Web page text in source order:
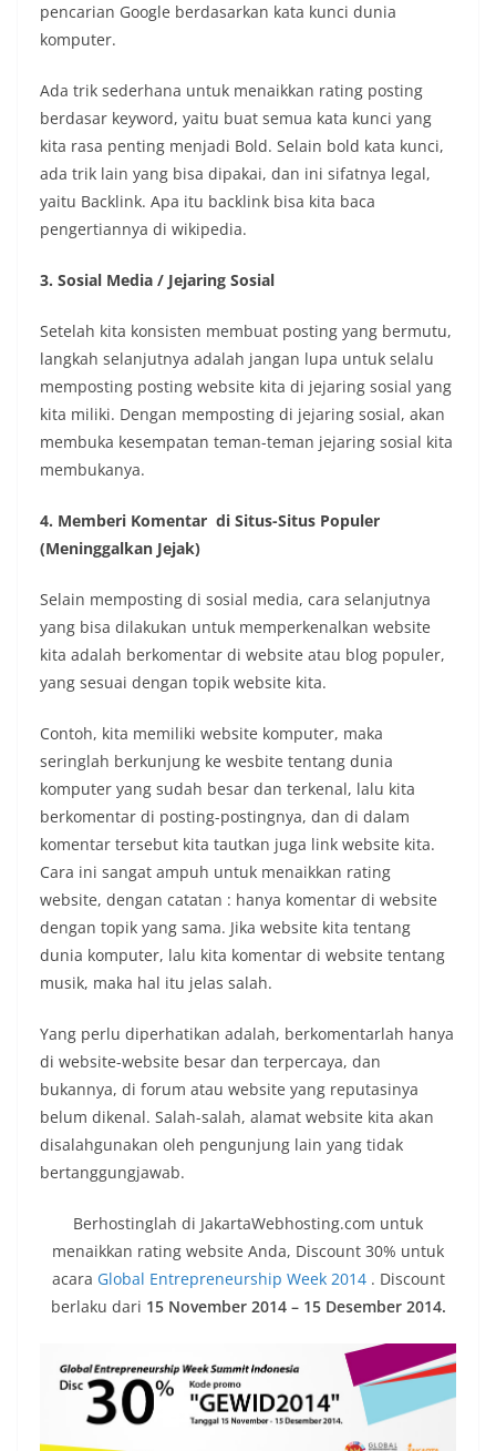
pencarian Google berdasarkan kata kunci dunia
komputer.
Ada trik sederhana untuk menaikkan rating posting
berdasar keyword, yaitu buat semua kata kunci yang
kita rasa penting menjadi Bold. Selain bold kata kunci,
ada trik lain yang bisa dipakai, dan ini sifatnya legal,
yaitu Backlink. Apa itu backlink bisa kita baca
pengertiannya di wikipedia.
3. Sosial Media / Jejaring Sosial
Setelah kita konsisten membuat posting yang bermutu,
langkah selanjutnya adalah jangan lupa untuk selalu
memposting posting website kita di jejaring sosial yang
kita miliki. Dengan memposting di jejaring sosial, akan
membuka kesempatan teman-teman jejaring sosial kita
membukanya.
4. Memberi Komentar di Situs-Situs Populer
(Meninggalkan Jejak)
Selain memposting di sosial media, cara selanjutnya
yang bisa dilakukan untuk memperkenalkan website
kita adalah berkomentar di website atau blog populer,
yang sesuai dengan topik website kita.
Contoh, kita memiliki website komputer, maka
seringlah berkunjung ke wesbite tentang dunia
komputer yang sudah besar dan terkenal, lalu kita
berkomentar di posting-postingnya, dan di dalam
komentar tersebut kita tautkan juga link website kita.
Cara ini sangat ampuh untuk menaikkan rating
website, dengan catatan : hanya komentar di website
dengan topik yang sama. Jika website kita tentang
dunia komputer, lalu kita komentar di website tentang
musik, maka hal itu jelas salah.
Yang perlu diperhatikan adalah, berkomentarlah hanya
di website-website besar dan terpercaya, dan
bukannya, di forum atau website yang reputasinya
belum dikenal. Salah-salah, alamat website kita akan
disalahgunakan oleh pengunjung lain yang tidak
bertanggungjawab.
Berhostinglah di JakartaWebhosting.com untuk
menaikkan rating website Anda, Discount 30% untuk
acara Global Entrepreneurship Week 2014. Discount
berlaku dari 15November 2014 – 15 Desember 2014.